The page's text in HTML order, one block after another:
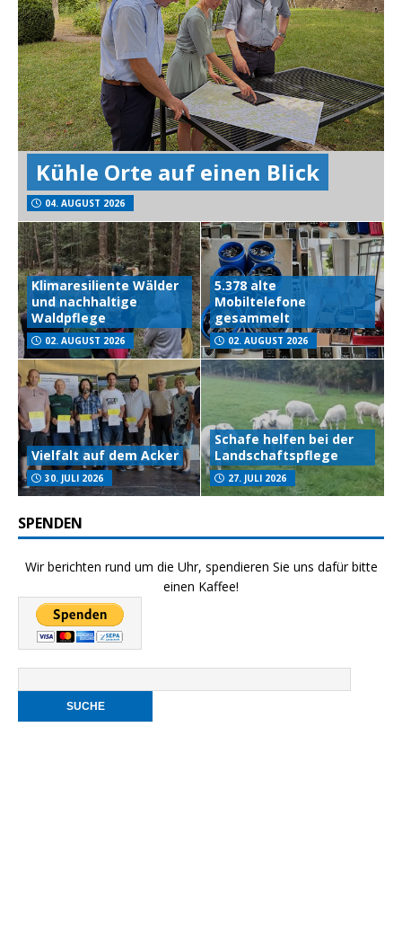
Kühle Orte auf einen Blick
04. AUGUST 2026
Klimaresiliente Wälder
und nachhaltige
Waldpflege
02. AUGUST 2026
5.378 alte
Mobiltelefone
gesammelt
02. AUGUST 2026
Vielfalt auf dem Acker
30. JULI 2026
Schafe helfen bei der
Landschaftspflege
27. JULI 2026
SPENDEN
Wir berichten rund um die Uhr, spendieren Sie uns dafür bitte
einen Kaffee!